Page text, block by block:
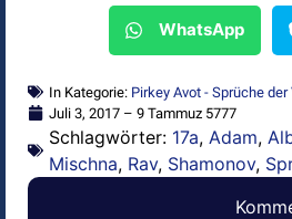
WhatsApp
In Kategorie: Pirkey Avot - Sprüche der
Juli 3, 2017 – 9 Tammuz 5777
Schlagwörter: 17a, Adam,
Mischna, Rav, Shamonov,